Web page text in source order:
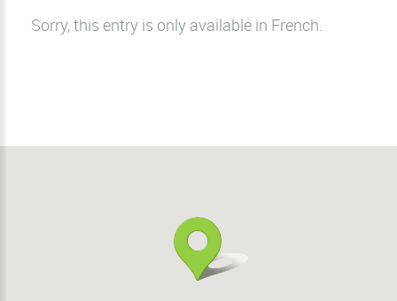
Sorry, this entry is only available in French.